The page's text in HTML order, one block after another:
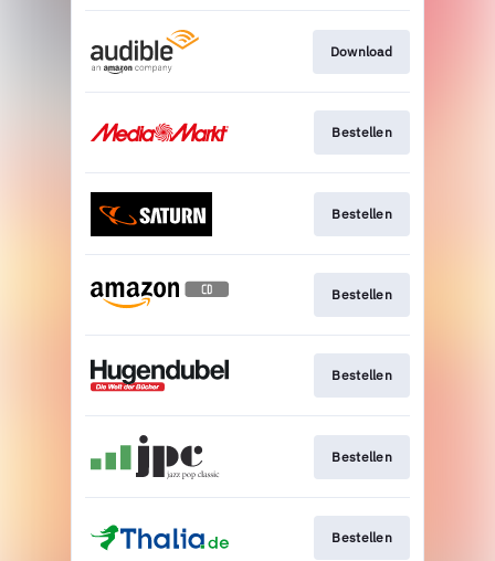
Download
Bestellen
Bestellen
Bestellen
Bestellen
Bestellen
Bestellen